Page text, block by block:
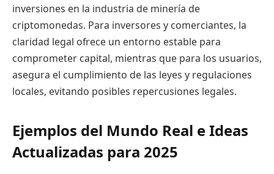
inversiones en la industria de minería de
criptomonedas. Para inversores y comerciantes, la
claridad legal ofrece un entorno estable para
comprometer capital, mientras que para los usuarios,
asegura el cumplimiento de las leyes y regulaciones
locales, evitando posibles repercusiones legales.
Ejemplos del Mundo Real e Ideas
Actualizadas para 2025